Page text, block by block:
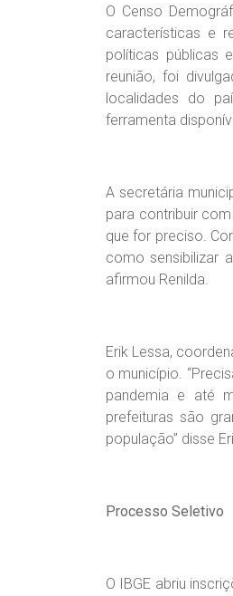
O Censo
características e
políticas públicas
reunião, foi
localidades do
ferramenta
A secretária
para contribuir
que for preciso.
como sensibilizar
afirmou Renilda.
Erik Lessa,
o município.
pandemia e até
prefeituras são
população” disse
Processo Seletivo
O IBGE abriu